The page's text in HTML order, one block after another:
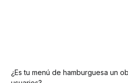
¿Es tu menú de hamburguesa un